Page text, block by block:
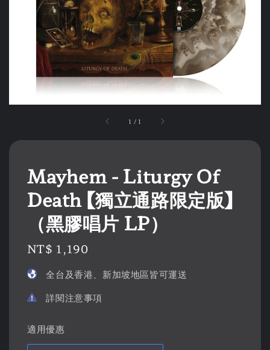
1 /1
Mayhem - Liturgy Of
Death 【獨立通路限定版】
（黑膠唱片 LP）
Regular
NT$ 1,190
全台及香港、新加坡地區皆可運送
詳閱注意事項
適用優惠